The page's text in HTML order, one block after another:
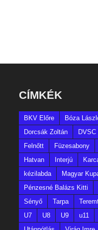
CÍMKÉK
BKV Előre Bóza
Dorcsák Zoltán
DVSC II
Felnőtt
Füzesabony
Hatvan
Interjú
kézilabda
Magyar
Pénzesné Balázs Kitti
Sényő
Tarpa
U7
U8 U9 u11